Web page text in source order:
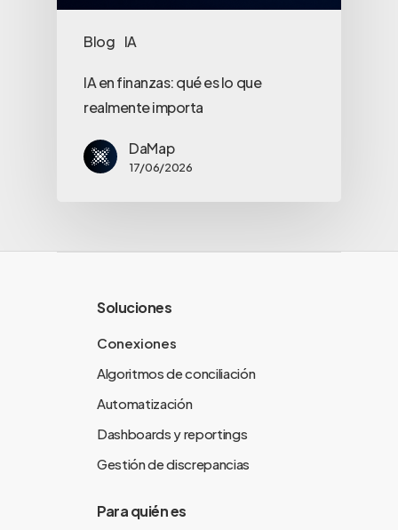
Blog IA
IA en finanzas: qué es lo que
realmente importa
DaMap
17/06/2026
Soluciones
Conexiones
Algoritmos de conciliación
Automatización
Dashboards y reportings
Gestión de discrepancias
Para quién es